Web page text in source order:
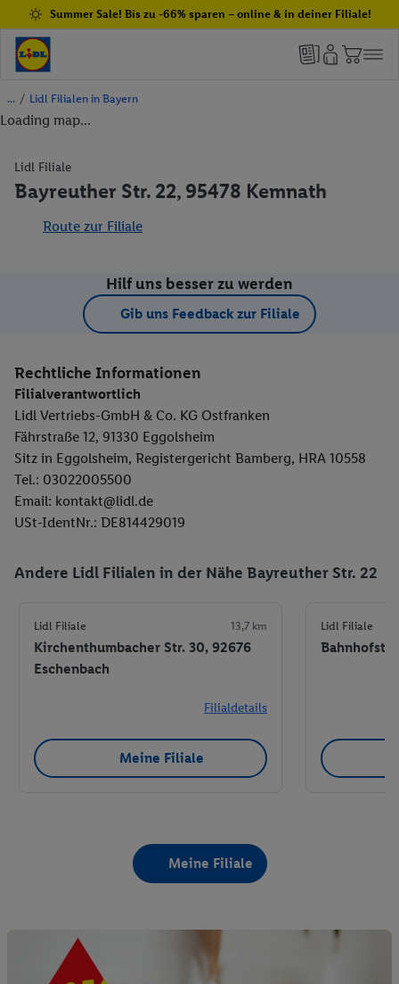
Summer Sale! Bis zu -66% sparen – online & in deiner Filiale!
/ Lidl Filialen in Bayern
Loading map...
Lidl Filiale
Bayreuther Str. 22, 95478 Kemnath
Route zur Filiale
Hilf uns besser zu werden
Gib uns Feedback zur Filiale
Rechtliche Informationen
Filialverantwortlich
Lidl Vertriebs-GmbH & Co. KG Ostfranken
Fährstraße 12, 91330 Eggolsheim
Sitz in Eggolsheim, Registergericht Bamberg, HRA 10558
Tel.: 03022005500
Email: kontakt@lidl.de
USt-IdentNr.: DE814429019
Andere Lidl Filialen in der Nähe Bayreuther Str. 22
Lidl Filiale 13,7 km
Kirchenthumbacher Str. 30, 92676
Eschenbach
Filialdetails
Meine Filiale
Lidl Filiale
Bahnhofstr.
Meine Filiale